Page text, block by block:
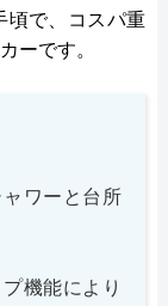
頃で、コスパ重
ーです。
ワーと台所
機能により